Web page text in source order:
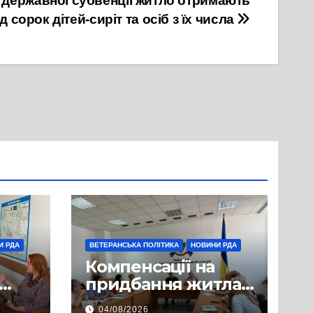
сорок дітей-сиріт та осіб з їх числа
РДА ВЕТЕРАНСЬКА ПОЛІТИКА НОВИНИ РДА
Компенсації на
придбання житла
для ветеранів: у
04/08/2026